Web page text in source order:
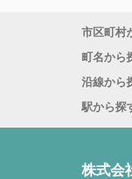
市区町村
町名から
沿線から
駅から探
株式会